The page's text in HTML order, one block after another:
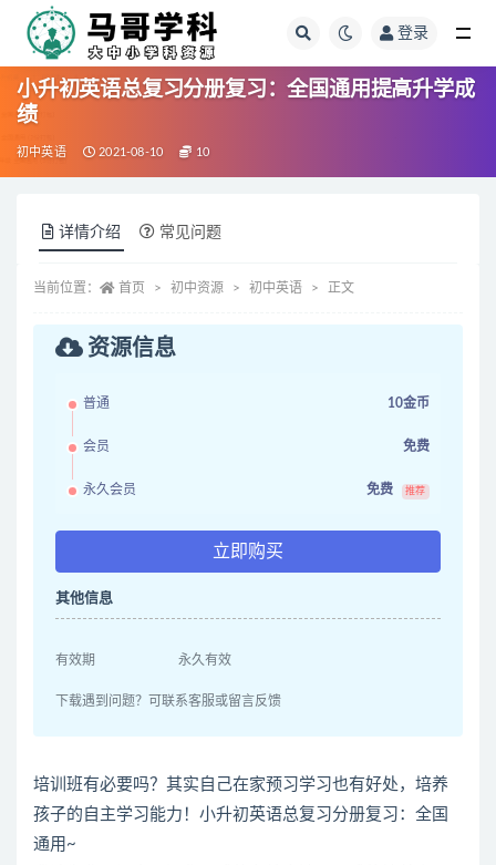
登录
小升初英语总复习分册复习：全国通用提高升学成
绩
初中英语 2021-08-10 10
详情介绍 常见问题
当前位置： 首页 初中资源 初中英语 正文
资源信息
普通 10金币
会员 免费
永久会员 免费 推荐
立即购买
其他信息
有效期 永久有效
下载遇到问题？可联系客服或留言反馈
培训班有必要吗？其实自己在家预习学习也有好处，培养
孩子的自主学习能力！小升初英语总复习分册复习：全国
通用~
全部